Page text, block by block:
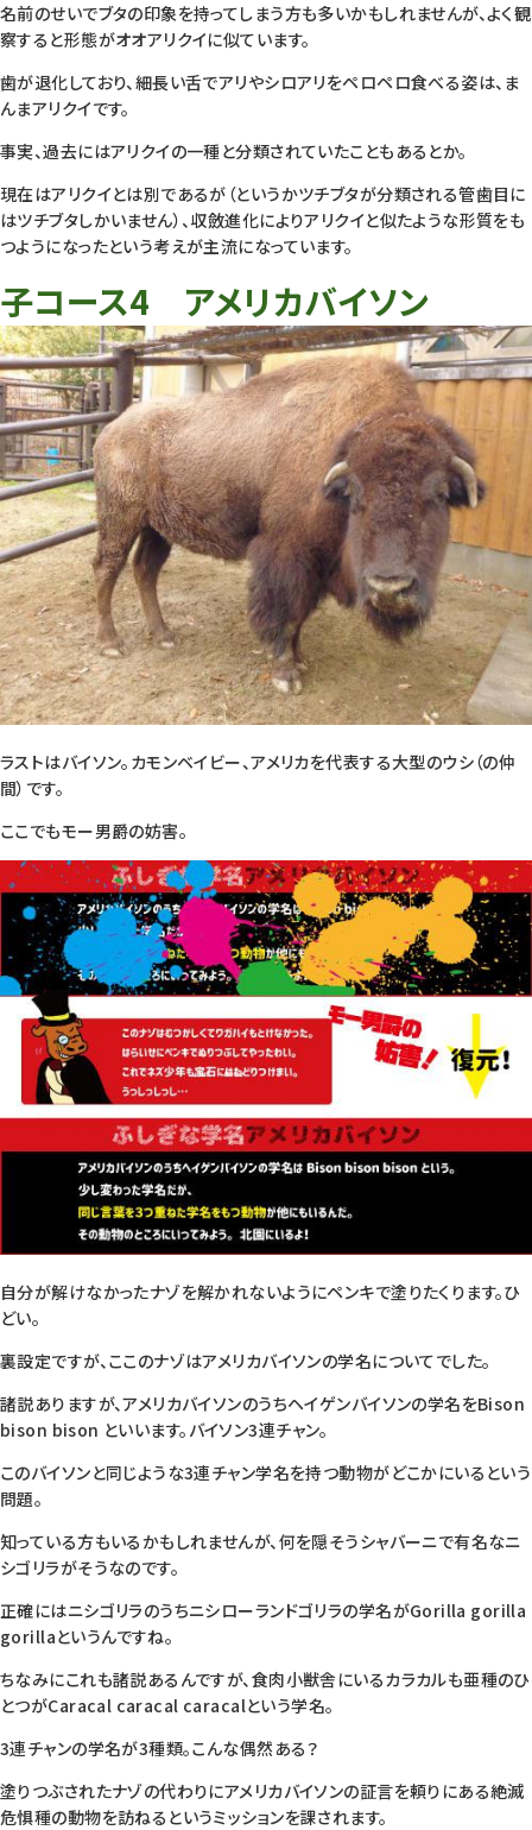
名前のせいでブタの印象を持ってしまう方も多いかもしれませんが、よく観
察すると形態がオオアリクイに似ています。
歯が退化しており、細長い舌でアリやシロアリをペロペロ食べる姿は、ま
んまアリクイです。
事実、過去にはアリクイの一種と分類されていたこともあるとか。
現在はアリクイとは別であるが（というかツチブタが分類される管歯目に
はツチブタしかいません）、収斂進化によりアリクイと似たような形質をも
つようになったという考えが主流になっています。
子コース4 アメリカバイソン
ラストはバイソン。カモンベイビー、アメリカを代表する大型のウシ（の仲
間）です。
ここでもモー男爵の妨害。
自分が解けなかったナゾを解かれないようにペンキで塗りたくります。ひ
どい。
裏設定ですが、ここのナゾはアメリカバイソンの学名についてでした。
諸説ありますが、アメリカバイソンのうちヘイゲンバイソンの学名をBison
bison bison といいます。バイソン3連チャン。
このバイソンと同じような3連チャン学名を持つ動物がどこかにいるという
問題。
知っている方もいるかもしれませんが、何を隠そうシャバーニで有名なニ
シゴリラがそうなのです。
正確にはニシゴリラのうちニシローランドゴリラの学名がGorilla gorilla
gorillaというんですね。
ちなみにこれも諸説あるんですが、食肉小獣舎にいるカラカルも亜種のひ
とつがCaracal caracal caracalという学名。
3連チャンの学名が3種類。こんな偶然ある？
塗りつぶされたナゾの代わりにアメリカバイソンの証言を頼りにある絶滅
危惧種の動物を訪ねるというミッションを課されます。